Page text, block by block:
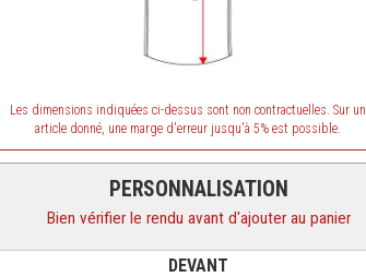
Les dimensions indiquées ci-dessus sont non contractuelles. Sur un
article donné, une marge d'erreur jusqu'à 5% est possible.
PERSONNALISATION
Bien vérifier le rendu avant d'ajouter au panier
DEVANT